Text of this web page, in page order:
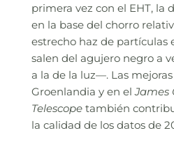
primera vez con el EHT, la
en la base del chorro
estrecho haz de partículas
salen del agujero negro a
a la de la luz—. Las
Groenlandia y en elJames
Telescopetambién
la calidad de los datos de